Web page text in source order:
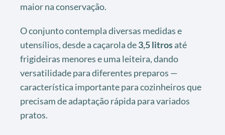
maior na conservação.
O conjunto contempla diversas medidas e
utensílios, desde a caçarola de3,5 litrosaté
frigideiras menores e uma leiteira, dando
versatilidade para diferentes preparos —
característica importante para cozinheiros que
precisam de adaptação rápida para variados
pratos.